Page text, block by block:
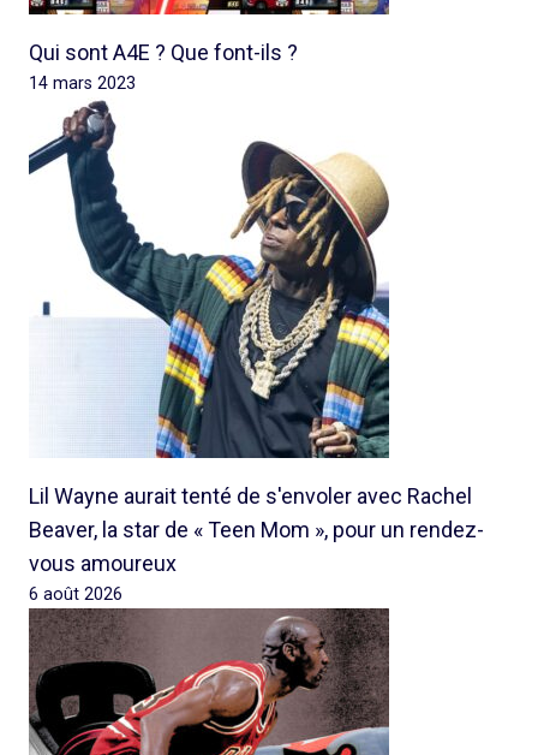
Qui sont A4E ? Que font-ils ?
14 mars 2023
Lil Wayne aurait tenté de s'envoler avec Rachel
Beaver, la star de « Teen Mom », pour un rendez-
vous amoureux
6 août 2026